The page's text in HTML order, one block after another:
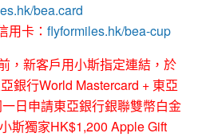
bea.card
用卡： flyformiles.hk/bea-cup
，新客戶用小斯指定連結，於
銀行World Mastercard + 東亞
日申請東亞銀行銀聯雙幣白金
斯獨家HK$1,200 Apple Gift